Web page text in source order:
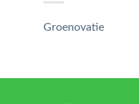
Groenovatie